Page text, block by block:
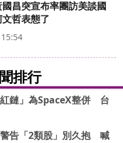
昌突宣布率團訪美談國
哲表態了
排行
鏈」為SpaceX整併 台
告「2類股」別久抱 喊